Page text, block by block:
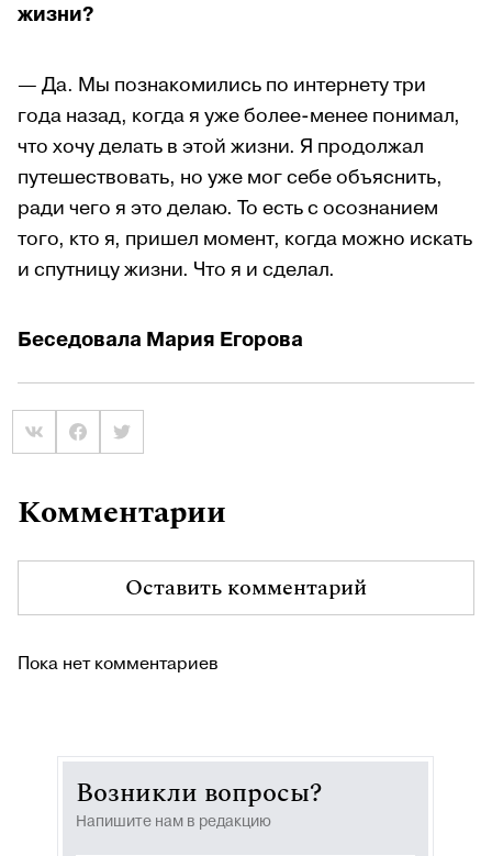
жизни?
— Да. Мы познакомились по интернету три
года назад, когда я уже более-менее понимал,
что хочу делать в этой жизни. Я продолжал
путешествовать, но уже мог себе объяснить,
ради чего я это делаю. То есть с осознанием
того, кто я, пришел момент, когда можно искать
и спутницу жизни. Что я и сделал.
Беседовала Мария Егорова
Комментарии
Оставить комментарий
Пока нет комментариев
Возникли вопросы?
Напишите нам в редакцию